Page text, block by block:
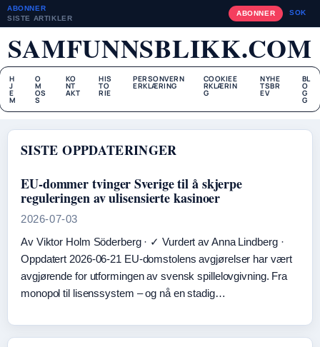
ABONNER
SISTE ARTIKLER
ABONNER SOK
SAMFUNNSBLIKK.COM
H
J
E
M
O
M
OS
S
KO
NT
AKT
HIS
TO
RIE
PERSONVERN
ERKLÆRING
COOKIEE
RKLÆRIN
G
NYHE
TSBR
EV
BL
O
G
G
SISTE OPPDATERINGER
EU-dommer tvinger Sverige til å skjerpe
reguleringen av ulisensierte kasinoer
2026-07-03
Av Viktor Holm Söderberg · ✓ Vurdert av Anna Lindberg ·
Oppdatert 2026-06-21 EU-domstolens avgjørelser har vært
avgjørende for utformingen av svensk spillelovgivning. Fra
monopol til lisenssystem – og nå en stadig…